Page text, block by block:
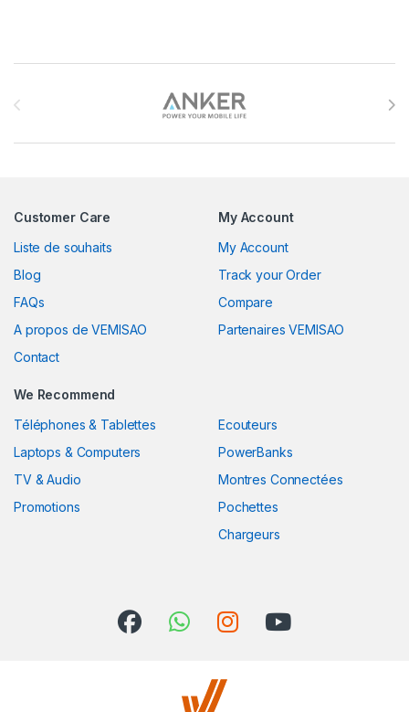
Customer Care
Liste de souhaits
Blog
FAQs
A propos de VEMISAO
Contact
My Account
My Account
Track your Order
Compare
Partenaires VEMISAO
We Recommend
Téléphones & Tablettes
Laptops & Computers
TV & Audio
Promotions
Ecouteurs
PowerBanks
Montres Connectées
Pochettes
Chargeurs